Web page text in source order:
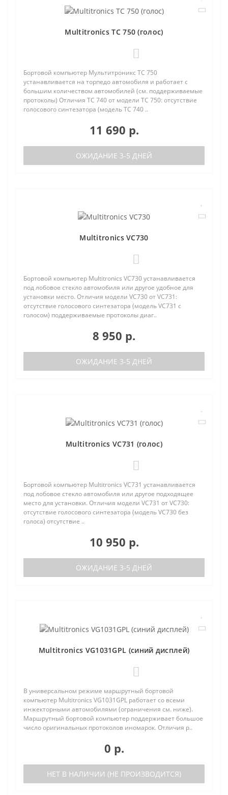
Multitronics TC 750 (голос)
Бортовой компьютер Мультитроникс TC 750
устанавливается на торпедо автомобиля и работает с
большим количеством автомобилей (см. поддерживаемые
протоколы) Отличия TC 740 от модели TC 750: отсутствие
голосового синтезатора (модель TC 740 ..
11 690 р.
ОЖИДАНИЕ 3-5 ДНЕЙ
Multitronics VC730
Бортовой компьютер Multitronics VC730 устанавливается
под лобовое стекло автомобиля или другое удобное для
установки место. Отличия модели VC730 от VC731:
отсутствие голосового синтезатора (модель VC731 с
голосом) поддерживаемые протоколы диаг..
8 950 р.
ОЖИДАНИЕ 3-5 ДНЕЙ
Multitronics VC731 (голос)
Бортовой компьютер Multitronics VC731 устанавливается
под лобовое стекло автомобиля или другое подходящее
место для установки. Отличия модели VC731 от VC730:
отсутствие голосового синтезатора (модель VC730 без
голоса) отсутствие ..
10 950 р.
ОЖИДАНИЕ 3-5 ДНЕЙ
Multitronics VG1031GPL (синий дисплей)
В универсальном режиме маршрутный бортовой
компьютер Multitronics VG1031GPL работает со всеми
инжекторными автомобилями (ограничения см. ниже).
Маршрутный бортовой компьютер поддерживает большое
число оригинальных протоколов иномарок. Отличия р..
0 р.
НЕТ В НАЛИЧИИ (НЕ ПРОИЗВОДИТСЯ)